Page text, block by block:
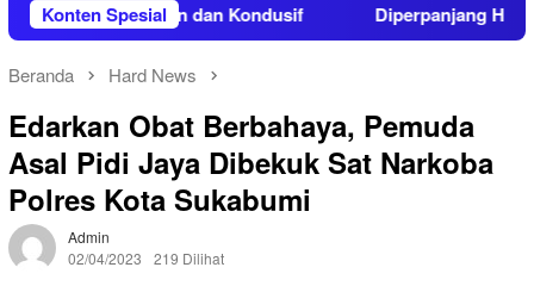
Konten SpesialDiperpanjang Hingga September 2026, Pemprov
Beranda Hard News
Edarkan Obat Berbahaya, Pemuda
Asal Pidi Jaya Dibekuk Sat Narkoba
Polres Kota Sukabumi
Admin
02/04/2023
219 Dilihat